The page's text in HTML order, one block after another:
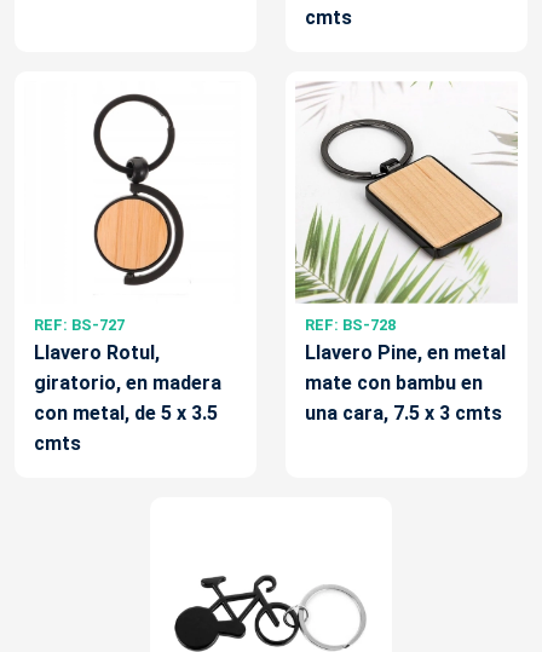
cmts
REF: BS-727
Llavero Rotul,
giratorio, en madera
con metal, de 5 x 3.5
cmts
REF: BS-728
Llavero Pine, en metal
mate con bambu en
una cara, 7.5 x 3 cmts